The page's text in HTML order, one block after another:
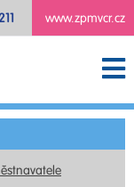
www.zpmvcr.cz